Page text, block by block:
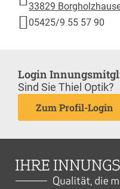
33829
05425/9 55 57 90
Login
Sind Sie Thiel Optik?
Zum Profil-Login